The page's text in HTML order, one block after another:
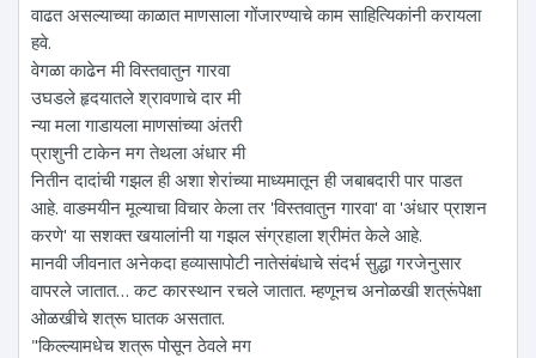
वाढत असल्याच्या काळात माणसाला गोंजारण्याचे काम साहित्यिकांनी करायला
हवे.
वेगळा काढेन मी विस्तवातुन गारवा
उघडले हृदयातले श्रावणाचे दार मी
न्या मला गाडायला माणसांच्या अंतरी
प्राशुनी टाकेन मग तेथला अंधार मी
नितीन दादांची गझल ही अशा शेरांच्या माध्यमातून ही जबाबदारी पार पाडत
आहे. वाङमयीन मूल्याचा विचार केला तर 'विस्तवातुन गारवा' वा 'अंधार प्राशन
करणे' या सशक्त खयालांनी या गझल संग्रहाला श्रीमंत केले आहे.
मानवी जीवनात अनेकदा हव्यासापोटी नातेसंबंधाचे संदर्भ सुद्धा गरजेनुसार
वापरले जातात… कट कारस्थान रचले जातात. म्हणूनच अनोळखी शत्रूंपेक्षा
ओळखीचे शत्रू घातक असतात.
"किल्ल्यामधेच शत्रू पोसून ठेवले मग